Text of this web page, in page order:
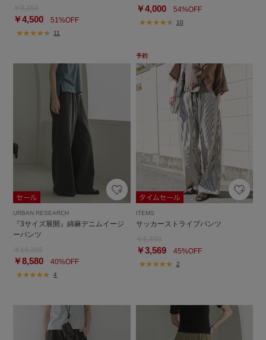
￥4,500 51%OFF
11
￥4,00054%OFF
10
URBAN RESEARCH
『3サイズ展開』綿麻デニムイージ
ーパンツ
￥8,580 40%OFF
4
ITEMS
サッカーストライプパンツ
￥3,56945%OFF
2